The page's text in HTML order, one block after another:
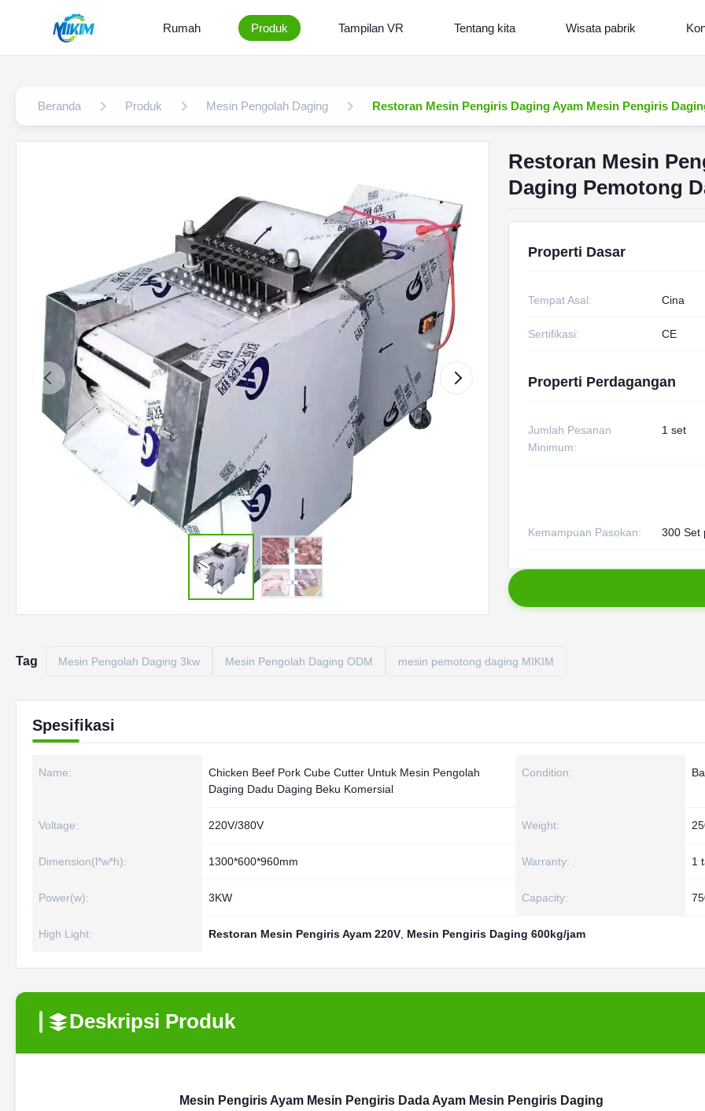
Rumah Produk Tampilan VR Tentang kita Wisata pabrik
Beranda Produk Mesin Pengolah Daging Restoran Mesin Pengiris Daging Ayam Mesin Pengiris
Restoran Mesin
Daging Pemotong
Properti Dasar
Tempat Asal: Cina
Sertifikasi: CE
Properti Perdagangan
Jumlah Pesanan
Minimum:
1 set
Kemampuan Pasokan: 300 Set
Tag Mesin Pengolah Daging 3kw Mesin Pengolah Daging ODM mesin pemotong daging MIKIM
Spesifikasi
Name:
Chicken Beef Pork Cube Cutter Untuk Mesin Pengolah
Daging Dadu Daging Beku Komersial
Condition:
Voltage: 220V/380V Weight:
Dimension(l*w*h): 1300*600*960mm Warranty: 1
Power(w): 3KW Capacity:
High Light: Restoran Mesin Pengiris Ayam 220V Mesin Pengiris Daging 600kg/jam
Deskripsi Produk
Mesin Pengiris Ayam Mesin Pengiris Dada Ayam Mesin Pengiris Daging